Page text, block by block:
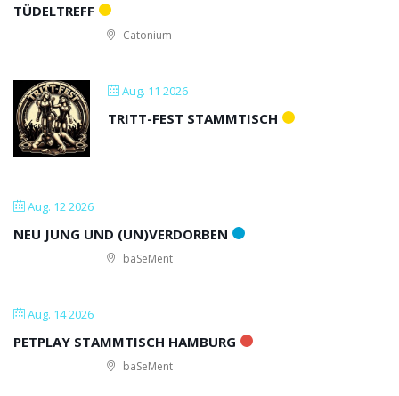
TÜDELTREFF
Catonium
Aug. 11 2026
TRITT-FEST STAMMTISCH
Aug. 12 2026
NEU JUNG UND (UN)VERDORBEN
baSeMent
Aug. 14 2026
PETPLAY STAMMTISCH HAMBURG
baSeMent